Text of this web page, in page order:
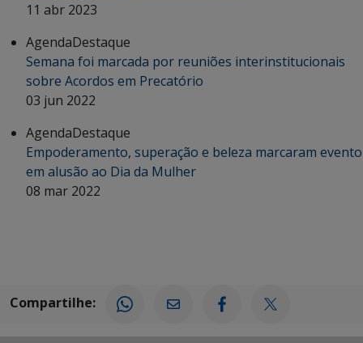
11 abr 2023
AgendaDestaque
Semana foi marcada por reuniões interinstitucionais
sobre Acordos em Precatório
03 jun 2022
AgendaDestaque
Empoderamento, superação e beleza marcaram evento
em alusão ao Dia da Mulher
08 mar 2022
Compartilhe: